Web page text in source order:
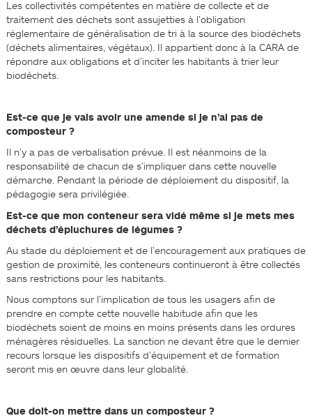
Les collectivités compétentes en matière de collecte et de
traitement des déchets sont assujetties à l’obligation
réglementaire de généralisation de tri à la source des biodéchets
(déchets alimentaires, végétaux). Il appartient donc à la CARA de
répondre aux obligations et d’inciter les habitants à trier leur
biodéchets.
Est-ce que je vais avoir une amende si je n’ai pas de
composteur ?
Il n’y a pas de verbalisation prévue. Il est néanmoins de la
responsabilité de chacun de s’impliquer dans cette nouvelle
démarche. Pendant la période de déploiement du dispositif, la
pédagogie sera privilégiée.
Est-ce que mon conteneur sera vidé même si je mets mes
déchets d’épluchures de légumes ?
Au stade du déploiement et de l’encouragement aux pratiques de
gestion de proximité, les conteneurs continueront à être collectés
sans restrictions pour les habitants.
Nous comptons sur l’implication de tous les usagers afin de
prendre en compte cette nouvelle habitude afin que les
biodéchets soient de moins en moins présents dans les ordures
ménagères résiduelles. La sanction ne devant être que le dernier
recours lorsque les dispositifs d’équipement et de formation
seront mis en œuvre dans leur globalité.
Que doit-on mettre dans un composteur ?